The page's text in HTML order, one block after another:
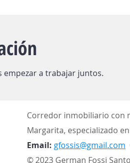
a trabajar juntos.
Corredor inmobiliario con
Margarita, especializado
Email: gfossis@gmail.com
© 2023 German Fossi